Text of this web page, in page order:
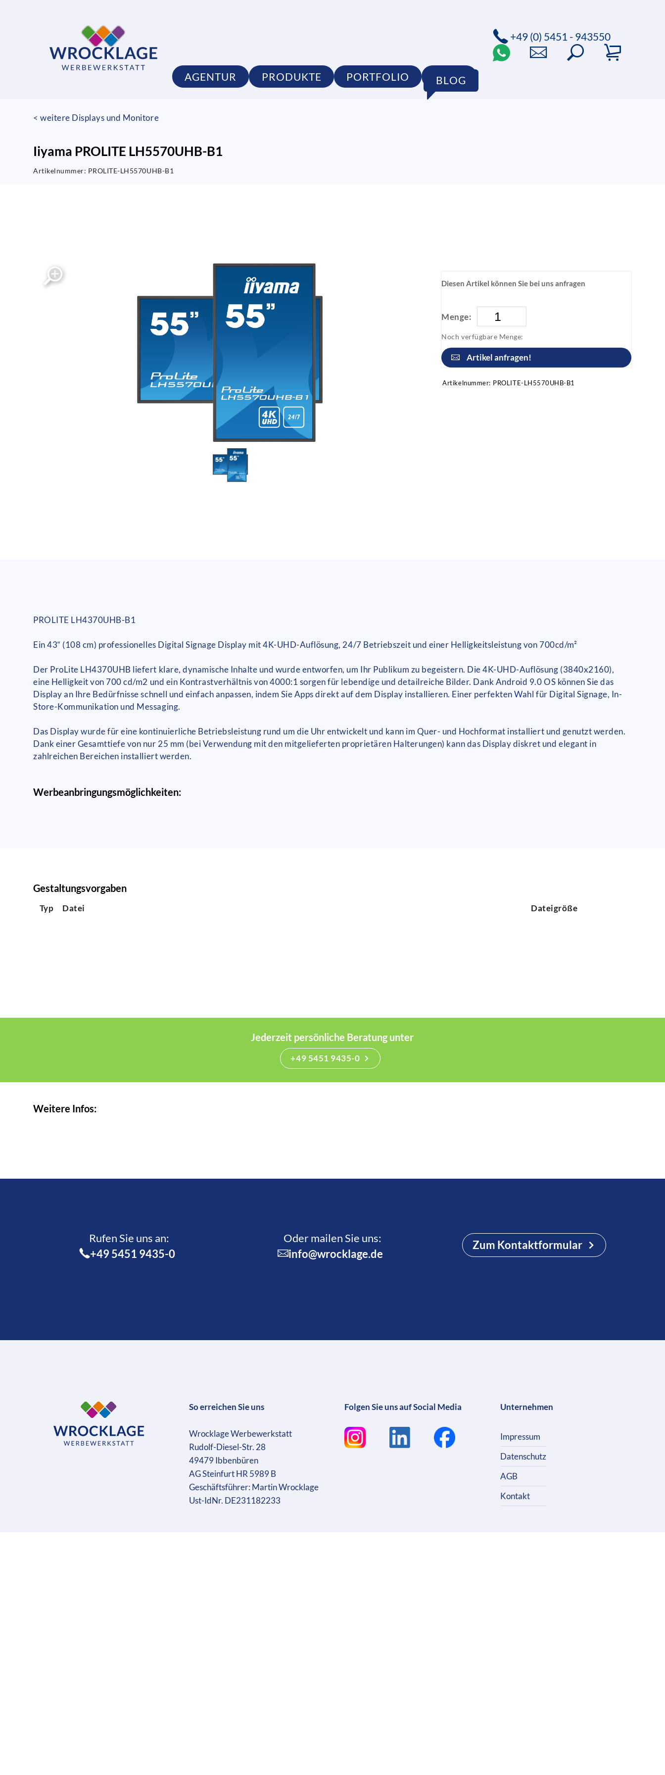
AGENTUR PRODUKTE PORTFOLIO SHOP
BLOG
+49 (0) 5451 - 943550
< weitere Displays und Monitore
Iiyama PROLITE LH5570UHB-B1
Artikelnummer: PROLITE-LH5570UHB-B1
Diesen Artikel können Sie bei uns anfragen
Menge:
Noch verfügbare Menge:
Artikel anfragen!
Artikelnummer: PROLITE-LH5570UHB-B1
PROLITE LH4370UHB-B1
Ein 43“ (108 cm) professionelles Digital Signage Display mit 4K-UHD-Auflösung, 24/7 Betriebszeit und einer Helligkeitsleistung von 700cd/m²
Der ProLite LH4370UHB liefert klare, dynamische Inhalte und wurde entworfen, um Ihr Publikum zu begeistern. Die 4K-UHD-Auflösung (3840x2160),
eine Helligkeit von 700 cd/m2 und ein Kontrastverhältnis von 4000:1 sorgen für lebendige und detailreiche Bilder. Dank Android 9.0 OS können Sie das
Display an Ihre Bedürfnisse schnell und einfach anpassen, indem Sie Apps direkt auf dem Display installieren. Einer perfekten Wahl für Digital Signage, In-
Store-Kommunikation und Messaging.
Das Display wurde für eine kontinuierliche Betriebsleistung rund um die Uhr entwickelt und kann im Quer- und Hochformat installiert und genutzt werden.
Dank einer Gesamttiefe von nur 25 mm (bei Verwendung mit den mitgelieferten proprietären Halterungen) kann das Display diskret und elegant in
zahlreichen Bereichen installiert werden.
Werbeanbringungsmöglichkeiten:
Gestaltungsvorgaben
Typ Datei Dateigröße
Jederzeit persönliche Beratung unter
+49 5451 9435-0
Weitere Infos:
Rufen Sie uns an:­
+49 5451 9435-0
Oder mailen Sie uns:
info@wrocklage.de
Zum Kontaktformular
So erreichen Sie uns
Wrocklage Werbewerkstatt
Rudolf-Diesel-Str. 28
49479 Ibbenbüren
AG Steinfurt HR 5989 B
Geschäftsführer: Martin Wrocklage
Ust-IdNr. DE231182233
Folgen Sie uns auf Social Media Unternehmen
Impressum
Datenschutz
AGB
Kontakt